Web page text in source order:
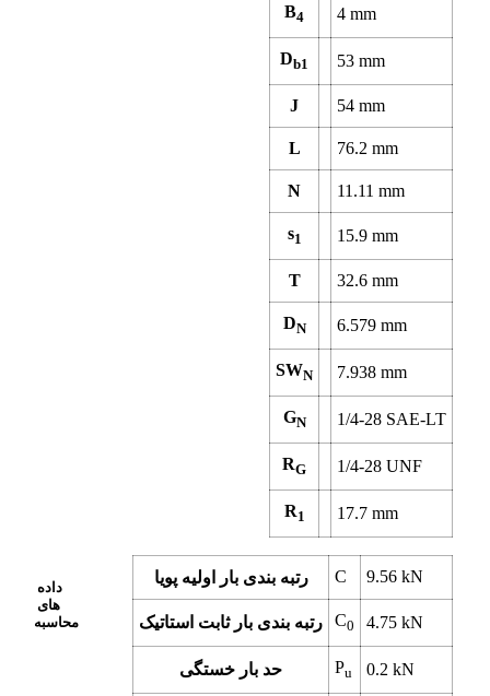
B4 4mm
Db1 53mm
J 54mm
L 76.2mm
N 11.11mm
s1 15.9mm
T 32.6mm
DN 6.579mm
SWN 7.938mm
GN 1/4-28 SAE-LT
RG 1/4-28 UNF
R1 17.7mm
داده
های
محاسبه
رتبه بندی بار اولیه پویا C 9.56kN
رتبه بندی بار ثابت استاتیک C0 4.75kN
حد بار خستگی Pu 0.2kN